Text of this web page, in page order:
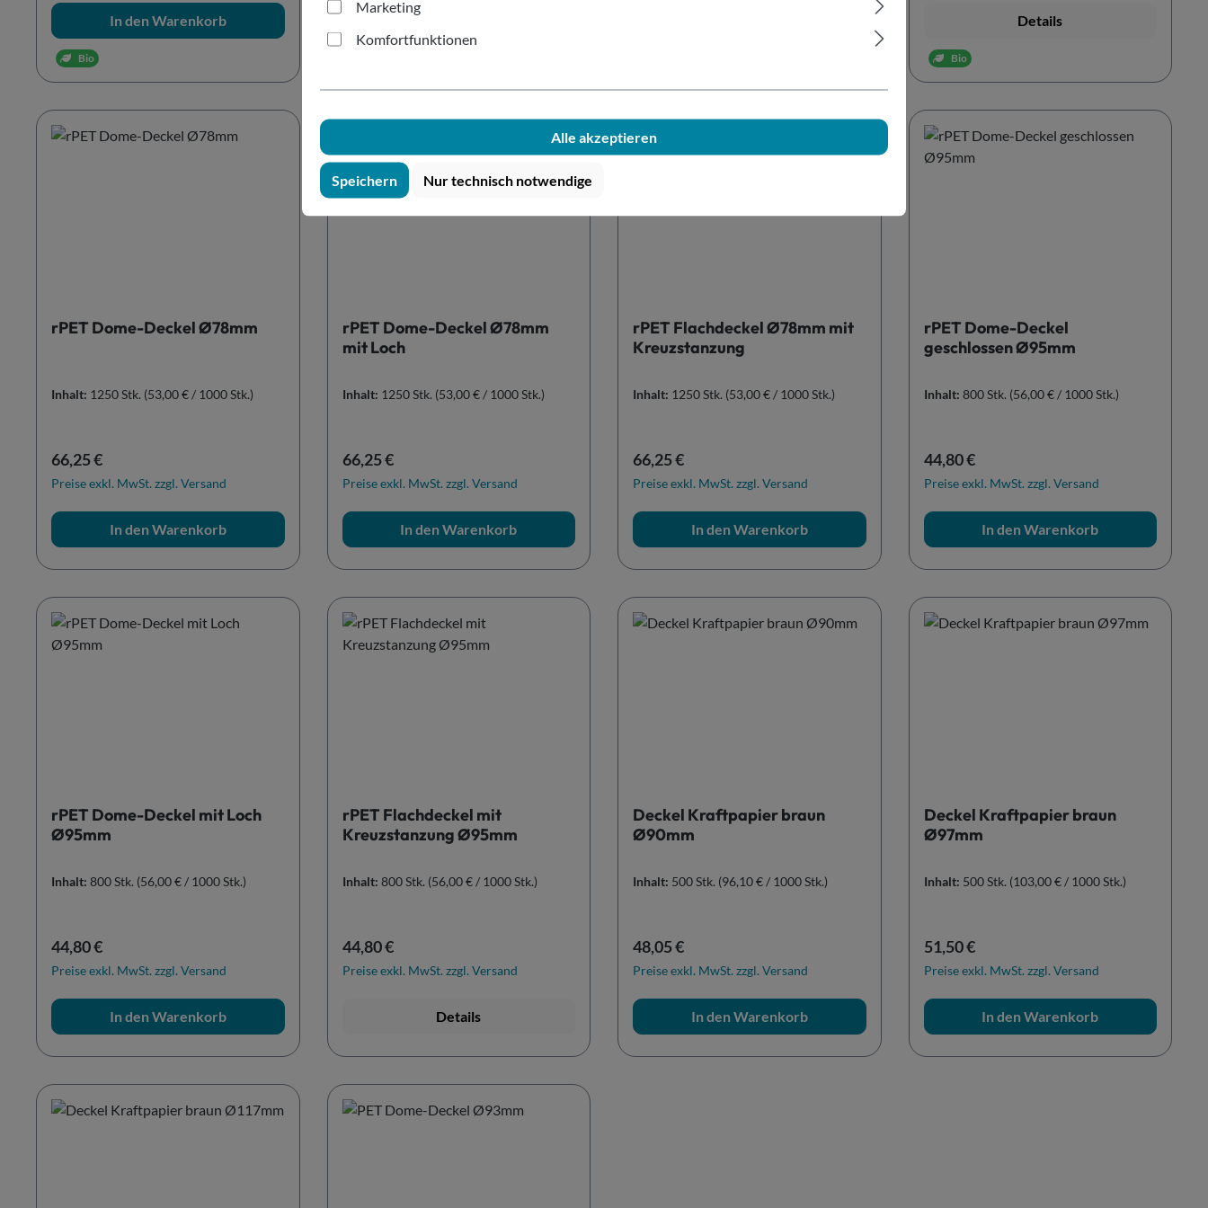
In den Warenkorb
Bio
In den Warenkorb Details
Bio
rPET Dome-Deckel Ø78mm
Inhalt: 1250 Stk. (53,00 € / 1000 Stk.)
Regulärer Preis:
66,25 €
Preise exkl. MwSt. zzgl. Versand
In den Warenkorb
rPET Dome-Deckel Ø78mm
mit Loch
Inhalt: 1250 Stk. (53,00 € / 1000 Stk.)
Regulärer Preis:
66,25 €
Preise exkl. MwSt. zzgl. Versand
In den Warenkorb
rPET Flachdeckel Ø78mm mit
Kreuzstanzung
Inhalt: 1250 Stk. (53,00 € / 1000 Stk.)
Regulärer Preis:
66,25 €
Preise exkl. MwSt. zzgl. Versand
In den Warenkorb
rPET Dome-Deckel
geschlossen Ø95mm
Inhalt: 800 Stk. (56,00 € / 1000 Stk.)
Regulärer Preis:
44,80 €
Preise exkl. MwSt. zzgl. Versand
In den Warenkorb
rPET Dome-Deckel mit Loch
Ø95mm
Inhalt: 800 Stk. (56,00 € / 1000 Stk.)
Regulärer Preis:
44,80 €
Preise exkl. MwSt. zzgl. Versand
In den Warenkorb
rPET Flachdeckel mit
Kreuzstanzung Ø95mm
Inhalt: 800 Stk. (56,00 € / 1000 Stk.)
Regulärer Preis:
44,80 €
Preise exkl. MwSt. zzgl. Versand
Details
Deckel Kraftpapier braun
Ø90mm
Inhalt: 500 Stk. (96,10 € / 1000 Stk.)
Regulärer Preis:
48,05 €
Preise exkl. MwSt. zzgl. Versand
In den Warenkorb
Deckel Kraftpapier braun
Ø97mm
Inhalt: 500 Stk. (103,00 € / 1000 Stk.)
Regulärer Preis:
51,50 €
Preise exkl. MwSt. zzgl. Versand
In den Warenkorb
Marketing
Komfortfunktionen
Alle akzeptieren
Speichern Nur technisch notwendige